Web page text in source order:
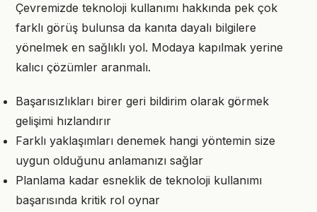
Çevremizde teknoloji kullanımı hakkında pek çok
farklı görüş bulunsa da kanıta dayalı bilgilere
yönelmek en sağlıklı yol. Modaya kapılmak yerine
kalıcı çözümler aranmalı.
Başarısızlıkları birer geri bildirim olarak görmek
gelişimi hızlandırır
Farklı yaklaşımları denemek hangi yöntemin size
uygun olduğunu anlamanızı sağlar
Planlama kadar esneklik de teknoloji kullanımı
başarısında kritik rol oynar